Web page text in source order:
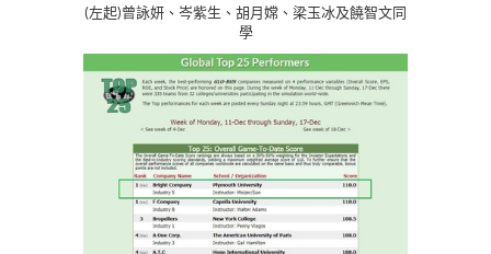
(左起)曾詠妍、岑紫生、胡月嫦、梁玉冰及饒智文同
學